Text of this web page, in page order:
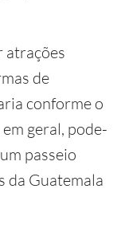
atrações
de
conforme o
geral, pode-
passeio
da Guatemala